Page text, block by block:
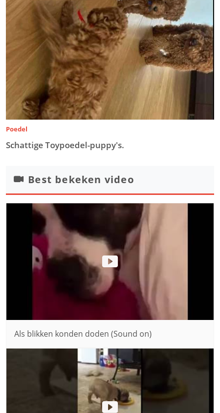
Poedel
Schattige Toypoedel-puppy's.
Best bekeken video
Als blikken konden doden (Sound on)